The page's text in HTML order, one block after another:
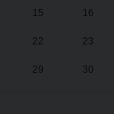
15 16
22 23
29 30